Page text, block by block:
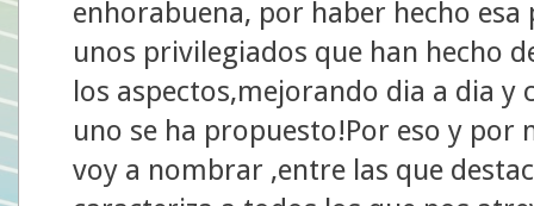
enhorabuena, por haber hecho esa
unos privilegiados que han hecho
los aspectos,mejorando dia a dia y
uno se ha propuesto!Por eso y
voy a nombrar ,entre las que